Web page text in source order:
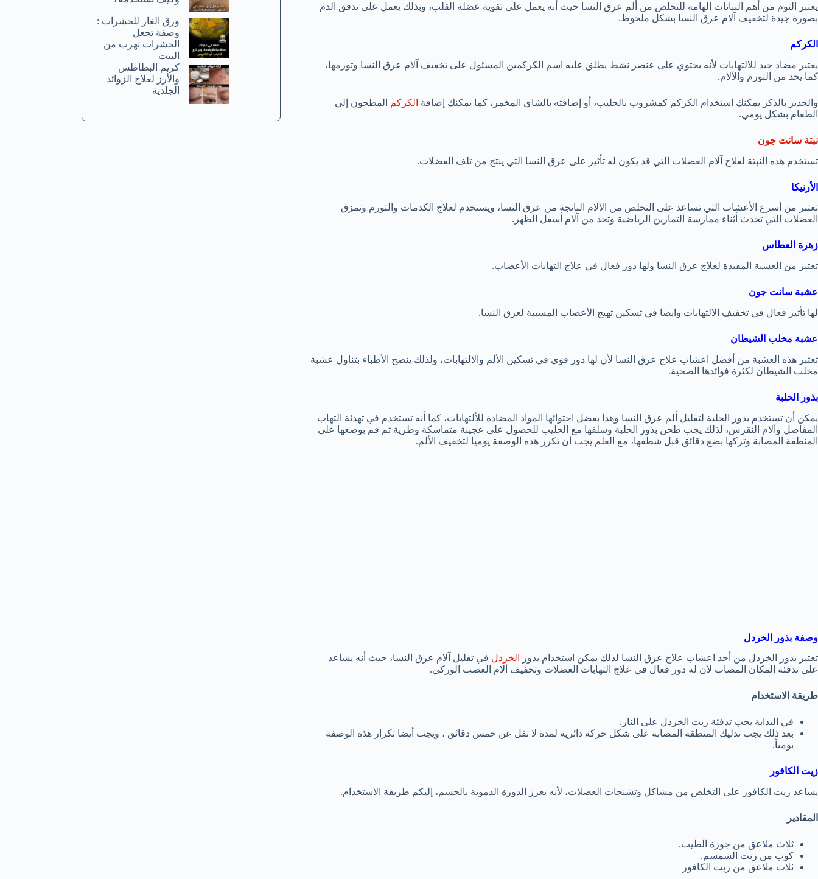
يعتبر الثوم من أهم النباتات الهامة للتخلص من ألم عرق النسا حيث أنه يعمل على تقوية عضلة القلب، وبذلك يعمل على تدفق الدم
بصورة جيدة لتخفيف آلام عرق النسا بشكل ملحوظ.
الكركم
يعتبر مضاد جيد للالتهابات لأنه يحتوي على عنصر نشط يطلق عليه اسم الكركمين المسئول على تخفيف آلام عرق النسا وتورمها،
كما يحد من التورم والآلام.
والجدير بالذكر يمكنك استخدام الكركم كمشروب بالحليب، أو إضافته بالشاي المخمر، كما يمكنك إضافة الكركم
المطحون إلي
الطعام بشكل يومي.
نبتة سانت جون
تستخدم هذه النبتة لعلاج آلام العضلات التي قد يكون له تأثير على عرق النسا التي ينتج من تلف العضلات.
الأرنيكا
تعتبر من أسرع الأعشاب التي تساعد على التخلص من الآلام الناتجة من عرق النسا، ويستخدم لعلاج الكدمات والتورم وتمزق
العضلات التي تحدث أثناء ممارسة التمارين الرياضية وتحد من آلام أسفل الظهر.
زهرة العطاس
تعتبر من العشبة المفيدة لعلاج عرق النسا ولها دور فعال في علاج التهابات الأعصاب.
عشبة سانت جون
لها تأثير فعال في تخفيف الالتهابات وايضا في تسكين تهيج الأعصاب المسببة لعرق النسا.
عشبة مخلب الشيطان
تعتبر هذه العشبة من أفضل اعشاب علاج عرق النسا لأن لها دور قوي في تسكين الألم والالتهابات، ولذلك ينصح الأطباء بتناول عشبة
مخلب الشيطان لكثرة فوائدها الصحية.
بذور الحلبة
يمكن أن تستخدم بذور الحلبة لتقليل ألم عرق النسا وهذا بفضل احتوائها المواد المضادة للألتهابات، كما أنه تستخدم في تهدئة التهاب
المفاصل وآلام النقرس، لذلك يجب طحن بذور الحلبة وسلقها مع الحليب للحصول على عجينة متماسكة وطرية ثم قم بوضعها على
المنطقة المصابة وتركها بضع دقائق قبل شطفها، مع العلم يجب أن تكرر هذه الوصفة يوميا لتخفيف الألم.
وصفة بذور الخردل
تعتبر بذور الخردل من أحد اعشاب علاج عرق النسا لذلك يمكن استخدام بذور
الخردل في تقليل آلام عرق النسا، حيث أنه يساعد
على تدفئة المكان المصاب لأن له دور فعال في علاج التهابات العضلات وتخفيف آلام العصب الوركي.
طريقة الاستخدام
في البداية يجب تدفئة زيت الخردل على النار.
بعد ذلك يجب تدليك المنطقة المصابة على شكل حركة دائرية لمدة لا تقل عن خمس دقائق ، ويجب أيضا تكرار هذه الوصفة
يومياً.
زيت الكافور
يساعد زيت الكافور على التخلص من مشاكل وتشنجات العضلات، لأنه يعزز الدورة الدموية بالجسم، إليكم طريقة الاستخدام.
المقادير
ثلاث ملاعق من جوزة الطيب.
كوب من زيت السمسم.
ثلاث ملاعق من زيت الكافور
ورق الغار للحشرات :
وصفة تجعل
الحشرات تهرب من
البيت
كريم البطاطس
والأرز لعلاج الزوائد
الجلدية